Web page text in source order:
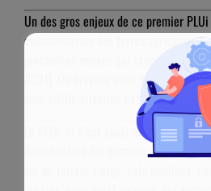
Un des gros enjeux de ce premier
consommation des terres agricoles et
prochaines années par rapport à la
2021). On prépare ainsi la loi Climat
zéro artificialisation nette (ZAN) pour
Le PLUi, et c’est aussi un corollaire du
densification des espaces déjà